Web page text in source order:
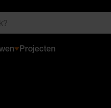
Search
Projecten